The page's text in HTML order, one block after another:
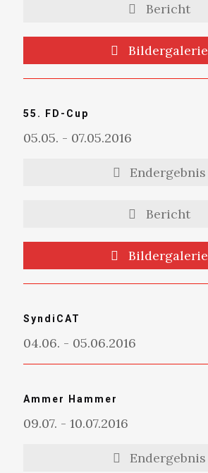
Bericht
Bildergalerie
55. FD-Cup
05.05. - 07.05.2016
Endergebnis
Bericht
Bildergalerie
SyndiCAT
04.06. - 05.06.2016
Ammer Hammer
09.07. - 10.07.2016
Endergebnis